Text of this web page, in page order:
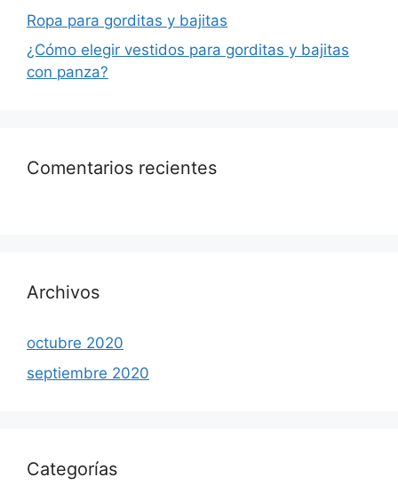
Ropa para gorditas y bajitas
¿Cómo elegir vestidos para gorditas y bajitas
con panza?
Comentarios recientes
Archivos
octubre 2020
septiembre 2020
Categorías